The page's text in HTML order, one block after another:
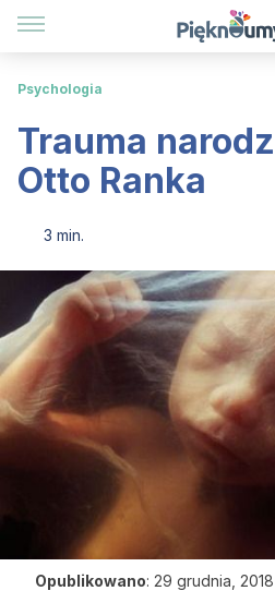
Psychologia
Trauma
Otto Ranka
3 min.
Opublikowano: 29 grudnia,